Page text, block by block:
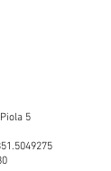
5